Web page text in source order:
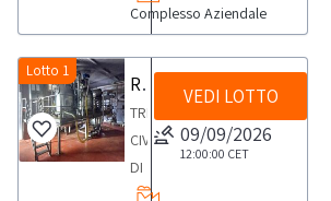
DEL
ITALY
LIQUIDAZIONE
COATTA
AMMINISTRATIVA
Complesso Aziendale
Lotto 1
Raccolta di manifestazione di interesse per complesso aziendale agroalimentare
TRIBUNALE
CIVILE
DI
RAGUSASEZ.
VEDI LOTTO
09/09/2026
12:00:00 CET